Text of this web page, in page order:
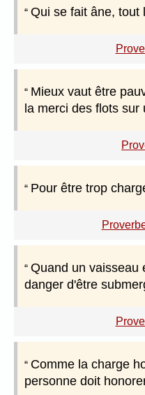
Qui se fait âne, tout
Mieux vaut être
la merci des flots sur
Pour être trop
Quand un vaisseau
danger d'être
Comme la charge
personne doit